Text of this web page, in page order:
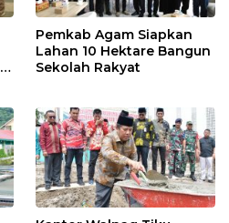
Pemkab Agam Siapkan
Lahan 10 Hektare Bangun
Sekolah Rakyat